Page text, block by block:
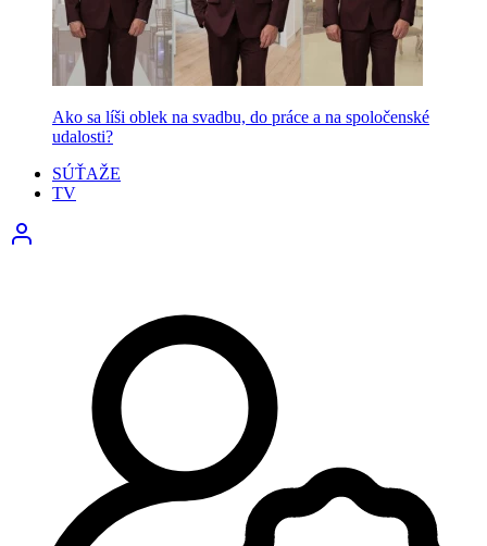
Ako sa líši oblek na svadbu, do práce a na spoločenské
udalosti?
SÚŤAŽE
TV